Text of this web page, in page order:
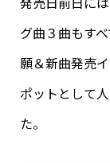
グ曲３曲もす
願＆新曲発売
ポットとして
た。